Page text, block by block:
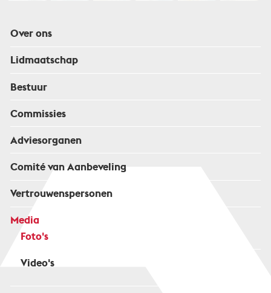
Over ons
Lidmaatschap
Bestuur
Commissies
Adviesorganen
Comité van Aanbeveling
Vertrouwenspersonen
Media
Foto's
Video's